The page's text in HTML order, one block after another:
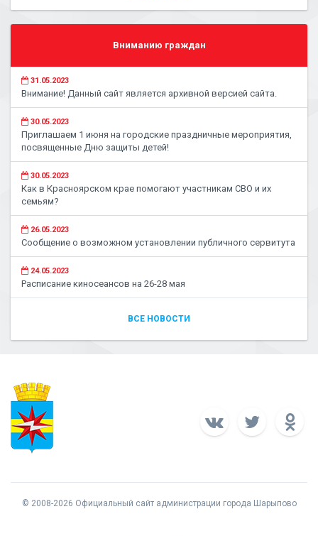
Вниманию граждан
31.05.2023
Внимание! Данный сайт является архивной версией сайта.
30.05.2023
Приглашаем 1 июня на городские праздничные мероприятия,
посвященные Дню защиты детей!
30.05.2023
Как в Красноярском крае помогают участникам СВО и их
семьям?
26.05.2023
Сообщение о возможном установлении публичного сервитута
24.05.2023
Расписание киносеансов на 26-28 мая
ВСЕ НОВОСТИ
© 2008-2026 Официальный сайт администрации города Шарыпово